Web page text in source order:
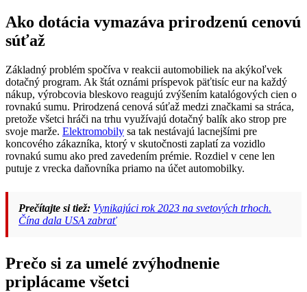
Ako dotácia vymazáva prirodzenú cenovú
súťaž
Základný problém spočíva v reakcii automobiliek na akýkoľvek
dotačný program. Ak štát oznámi príspevok päťtisíc eur na každý
nákup, výrobcovia bleskovo reagujú zvýšením katalógových cien o
rovnakú sumu. Prirodzená cenová súťaž medzi značkami sa stráca,
pretože všetci hráči na trhu využívajú dotačný balík ako strop pre
svoje marže. Elektromobily sa tak nestávajú lacnejšími pre
koncového zákazníka, ktorý v skutočnosti zaplatí za vozidlo
rovnakú sumu ako pred zavedením prémie. Rozdiel v cene len
putuje z vrecka daňovníka priamo na účet automobilky.
Prečítajte si tiež: Vynikajúci rok 2023 na svetových trhoch.
Čína dala USA zabrať
Prečo si za umelé zvýhodnenie
priplácame všetci